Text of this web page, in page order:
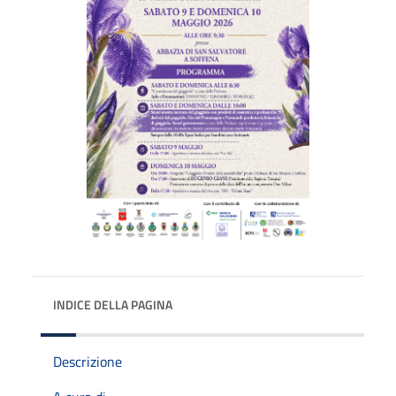
INDICE DELLA PAGINA
Descrizione